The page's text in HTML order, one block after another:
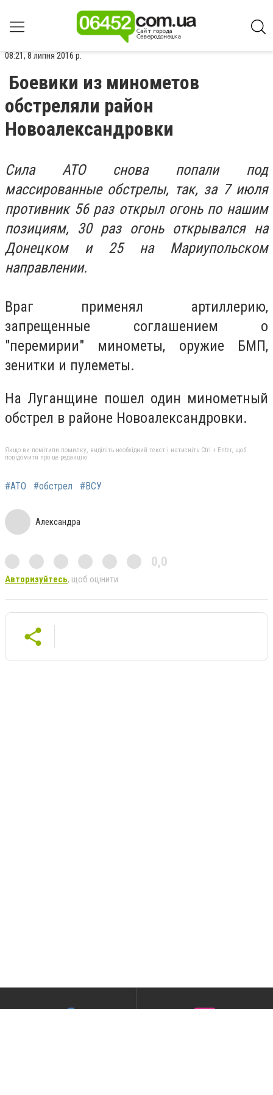
08:21, 8 липня 2016 р.
Боевики из минометов
обстреляли район
Новоалександровки
Сила АТО снова попали под
массированные обстрелы, так, за 7 июля
противник 56 раз открыл огонь по нашим
позициям, 30 раз огонь открывался на
Донецком и 25 на Мариупольском
направлении.
Враг применял артиллерию,
запрещенные соглашением о
"перемирии" минометы, оружие БМП,
зенитки и пулеметы.
На Луганщине пошел один минометный
обстрел в районе Новоалександровки.
Якщо ви помітили помилку, виділіть необхідний текст і натисніть Ctrl + Enter, щоб
повідомити про це редакцію
#АТО #обстрел #ВСУ
Александра
0,0
Авторизуйтесь, щоб оцінити